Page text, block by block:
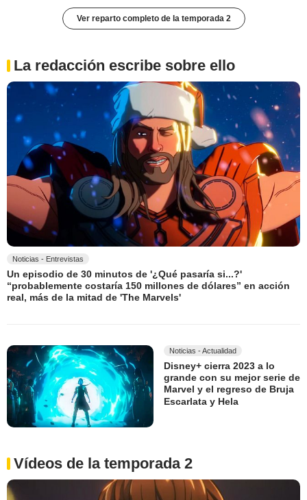
Ver reparto completo de la temporada 2
La redacción escribe sobre ello
Noticias - Entrevistas
Un episodio de 30 minutos de '¿Qué pasaría si...?'
“probablemente costaría 150 millones de dólares” en acción
real, más de la mitad de 'The Marvels'
Noticias - Actualidad
Disney+ cierra 2023 a lo
grande con su mejor serie de
Marvel y el regreso de Bruja
Escarlata y Hela
Vídeos de la temporada 2